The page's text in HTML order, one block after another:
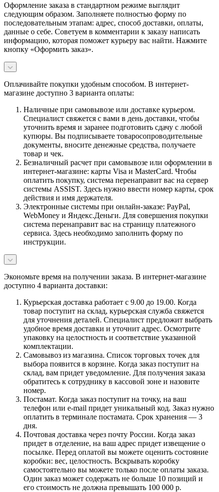
Оформление заказа в стандартном режиме выглядит
следующим образом. Заполняете полностью форму по
последовательным этапам: адрес, способ доставки, оплаты,
данные о себе. Советуем в комментарии к заказу написать
информацию, которая поможет курьеру вас найти. Нажмите
кнопку «Оформить заказ».
Оплачивайте покупки удобным способом. В интернет-
магазине доступно 3 варианта оплаты:
Наличные при самовывозе или доставке курьером.
Специалист свяжется с вами в день доставки, чтобы
уточнить время и заранее подготовить сдачу с любой
купюры. Вы подписываете товаросопроводительные
документы, вносите денежные средства, получаете
товар и чек.
Безналичный расчет при самовывозе или оформлении в
интернет-магазине: карты Visa и MasterCard. Чтобы
оплатить покупку, система перенаправит вас на сервер
системы ASSIST. Здесь нужно ввести номер карты, срок
действия и имя держателя.
Электронные системы при онлайн-заказе: PayPal,
WebMoney и Яндекс.Деньги. Для совершения покупки
система перенаправит вас на страницу платежного
сервиса. Здесь необходимо заполнить форму по
инструкции.
Экономьте время на получении заказа. В интернет-магазине
доступно 4 варианта доставки:
Курьерская доставка работает с 9.00 до 19.00. Когда
товар поступит на склад, курьерская служба свяжется
для уточнения деталей. Специалист предложит выбрать
удобное время доставки и уточнит адрес. Осмотрите
упаковку на целостность и соответствие указанной
комплектации.
Самовывоз из магазина. Список торговых точек для
выбора появится в корзине. Когда заказ поступит на
склад, вам придет уведомление. Для получения заказа
обратитесь к сотруднику в кассовой зоне и назовите
номер.
Постамат. Когда заказ поступит на точку, на ваш
телефон или e-mail придет уникальный код. Заказ нужно
оплатить в терминале постамата. Срок хранения — 3
дня.
Почтовая доставка через почту России. Когда заказ
придет в отделение, на ваш адрес придет извещение о
посылке. Перед оплатой вы можете оценить состояние
коробки: вес, целостность. Вскрывать коробку
самостоятельно вы можете только после оплаты заказа.
Один заказ может содержать не больше 10 позиций и
его стоимость не должна превышать 100 000 р.